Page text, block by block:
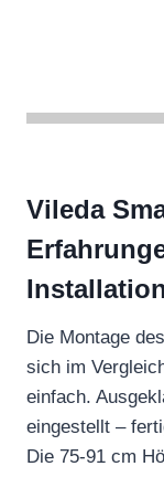
Vileda
Die Montage
sich im
einfach.
eingestellt –
Die 75-91 cm